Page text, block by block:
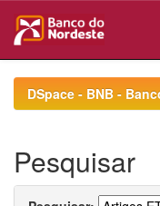
navigationDSpace - BNB -
Pesquisar